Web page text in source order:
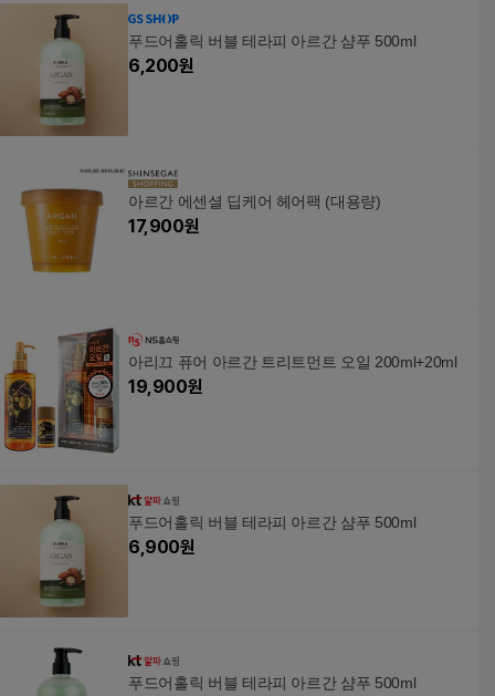
푸드어홀릭 버블 테라피 아르간 샴푸 500ml
6,200원
아르간 에센셜 딥케어 헤어팩 (대용량)
17,900원
아리끄 퓨어 아르간 트리트먼트 오일 200ml+20ml
19,900원
푸드어홀릭 버블 테라피 아르간 샴푸 500ml
6,900원
푸드어홀릭 버블 테라피 아르간 샴푸 500ml